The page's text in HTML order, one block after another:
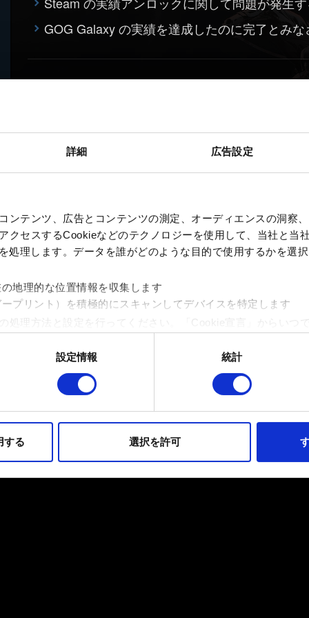
詳細 広告設定
ンテンツ、広告とコンテンツの測定、オーディエンスの洞察
クセスするCookieなどのテクノロジーを使用して、当社と当
処理します。データを誰がどのような目的で使用するかを選
地理的な位置情報を収集します
プリント）を積極的にスキャンしてデバイスを特定します
処理方法と設定を行ってください。「Cookie宣言」からいつ
機能を正常にお使いいただくために必要なものです。その他
として技術的およびコンテンツ関連のフィードバックを送信
のオプションが有効になることはありません。
設定情報 統計
する 選択を許可
GOG Galaxy の実績を達成したのに完了とみ
宝箱を取り逃しました/他のストーリー分岐を
ことはできますか？